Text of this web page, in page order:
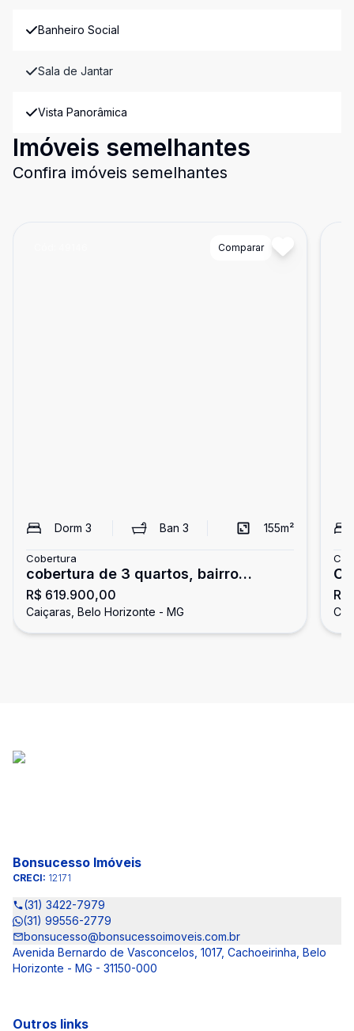
Banheiro Social
Sala de Jantar
Vista Panorâmica
Imóveis semelhantes
Confira imóveis semelhantes
Comparar
Dorm 3 Ban3 155m²
Cobertura
cobertura de 3 quartos, bairro
Caiçara em belo Horizonte
R$ 619.900,00
Caiçaras, Belo Horizonte - MG
Bonsucesso Imóveis
CRECI: 12171
(31) 3422-7979
(31) 99556-2779
bonsucesso@bonsucessoimoveis.com.br
Avenida Bernardo de Vasconcelos, 1017, Cachoeirinha, Belo
Horizonte - MG - 31150-000
Outros links